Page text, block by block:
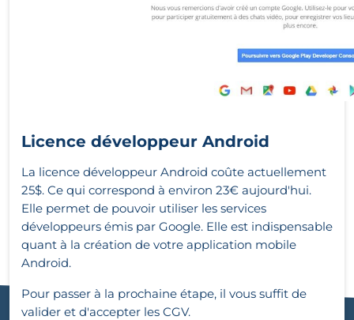
Licence développeur Android
La licence développeur Android coûte actuellement
25$. Ce qui correspond à environ 23€ aujourd'hui.
Elle permet de pouvoir utiliser les services
développeurs émis par Google. Elle est indispensable
quant à la création de votre application mobile
Android.
Pour passer à la prochaine étape, il vous suffit de
valider et d'accepter les CGV.